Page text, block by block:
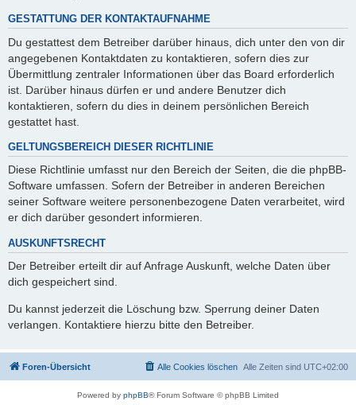
GESTATTUNG DER KONTAKTAUFNAHME
Du gestattest dem Betreiber darüber hinaus, dich unter den von dir
angegebenen Kontaktdaten zu kontaktieren, sofern dies zur
Übermittlung zentraler Informationen über das Board erforderlich
ist. Darüber hinaus dürfen er und andere Benutzer dich
kontaktieren, sofern du dies in deinem persönlichen Bereich
gestattet hast.
GELTUNGSBEREICH DIESER RICHTLINIE
Diese Richtlinie umfasst nur den Bereich der Seiten, die die phpBB-
Software umfassen. Sofern der Betreiber in anderen Bereichen
seiner Software weitere personenbezogene Daten verarbeitet, wird
er dich darüber gesondert informieren.
AUSKUNFTSRECHT
Der Betreiber erteilt dir auf Anfrage Auskunft, welche Daten über
dich gespeichert sind.
Du kannst jederzeit die Löschung bzw. Sperrung deiner Daten
verlangen. Kontaktiere hierzu bitte den Betreiber.
Foren-Übersicht Alle Zeiten sind UTC+02:00
Alle Cookies löschen
Powered by phpBB® Forum Software © phpBB Limited